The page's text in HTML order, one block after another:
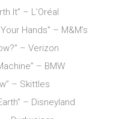
It” – L’Oréal
Hands” – M&M’s
– Verizon
– BMW
– Skittles
– Disneyland